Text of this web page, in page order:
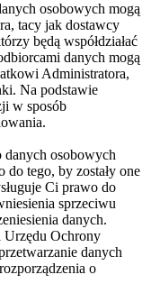
osobowych mogą
tacy jak dostawcy
będą współdziałać
danych mogą
Administratora,
Na podstawie
w sposób
danych osobowych
do tego, by zostały one
Ci prawo do
sprzeciwu
danych.
Urzędu Ochrony
danych
o